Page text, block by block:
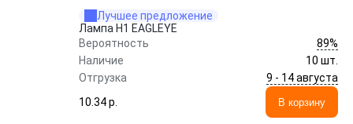
Лучшее предложение
Лампа H1 EAGLEYE
Вероятность
89%
Наличие
10 шт.
Отгрузка
9 - 14 августа
10.34 p.
В корзину